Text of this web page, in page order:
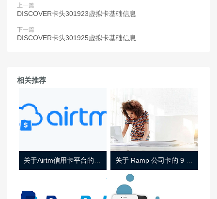
上一篇
DISCOVER卡头301923虚拟卡基础信息
下一篇
DISCOVER卡头301925虚拟卡基础信息
相关推荐